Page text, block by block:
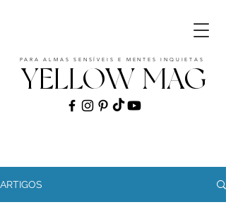
YELLOW MAG
PARA ALMAS SENSÍVEIS E MENTES INQUIETAS
ARTIGOS